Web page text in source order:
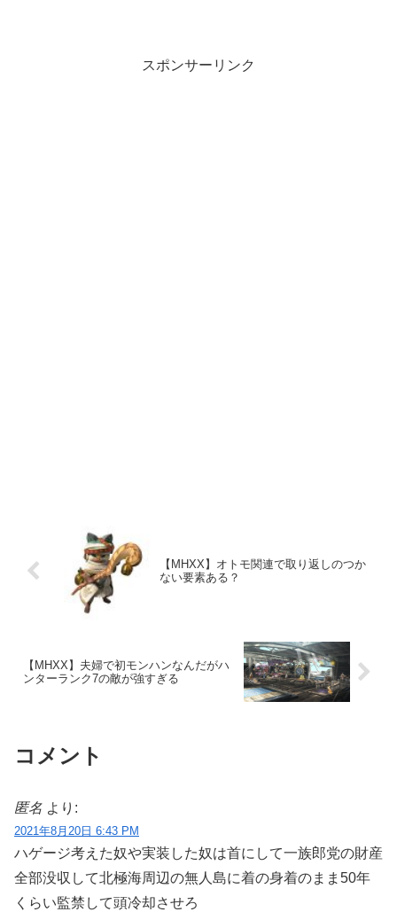
スポンサーリンク
【MHXX】オトモ関連で取り返しのつか
ない要素ある？
【MHXX】夫婦で初モンハンなんだがハ
ンターランク7の敵が強すぎる
コメント
匿名 より:
2021年8月20日 6:43 PM
ハゲージ考えた奴や実装した奴は首にして一族郎党の財産
全部没収して北極海周辺の無人島に着の身着のまま50年
くらい監禁して頭冷却させろ